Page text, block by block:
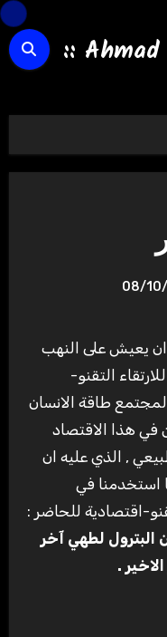
08/
التقنو-
طاقة الانسان
في هذا الاقتصاد
, الذي عليه ان
استخدمنا في
اقتصادية للحاضر :
البترول لطهي آخر
.